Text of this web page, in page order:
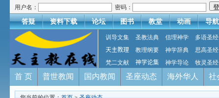
用户名： 密码：
答疑 资料下载 论坛 图书 教堂 动画 导航
训导文集 圣教法典 信理神学
多语圣经
天主教理
教理纲要 神学辞典
思高圣经
梵二文献
神学论集 神学导论 牧灵圣经
首 页 普世教闻 国内教闻 圣座动态 海外华人 社